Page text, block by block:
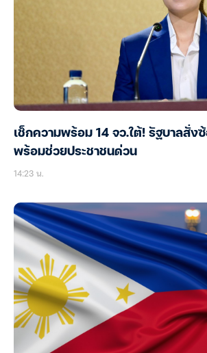
เช็กความพร้อม 14 จว.ใต้! รัฐบาลสั่ง
พร้อมช่วยประชาชนด่วน
14:23 น.